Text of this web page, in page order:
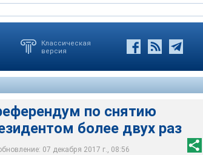
Классическая
версия
по снятию
более двух раз
07 декабря 2017 г., 08:56
на референдуме по внесению
на второй пятилетний срок был
населения страны, действующий
власти после 2013 года